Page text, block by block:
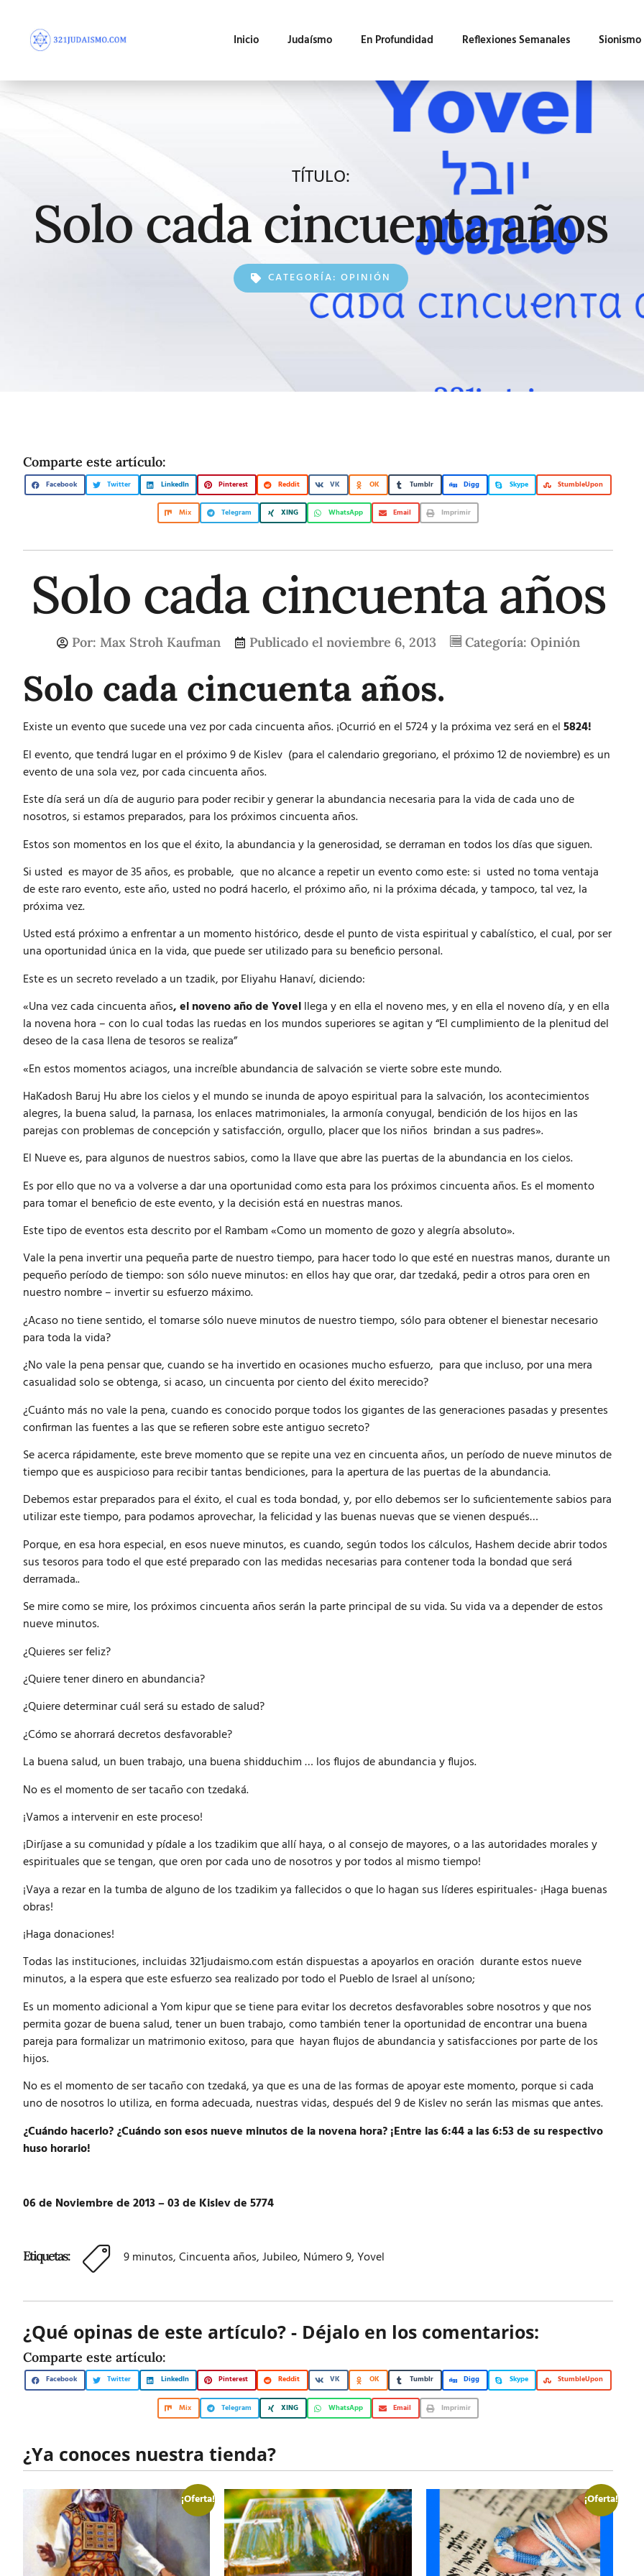
Inicio Judaísmo En Profundidad Reflexiones Semanales Sionismo
TÍTULO:
Solo cada cincuenta años
CATEGORÍA: OPINIÓN
Comparte este artículo:
Facebook Twitter LinkedIn Pinterest Reddit VK OK Tumblr Digg Skype StumbleUpon
Mix Telegram XING WhatsApp Email Imprimir
Solo cada cincuenta años
Por: Max Stroh Kaufman Publicado el noviembre 6, 2013 Categoría: Opinión
Solo cada cincuenta años.
Existe un evento que sucede una vez por cada cincuenta años. ¡Ocurrió en el 5724 y la próxima vez será en el5824!
El evento, que tendrá lugar en el próximo 9 de Kislev (para el calendario gregoriano, el próximo 12 de noviembre) es un
evento de una sola vez, por cada cincuenta años.
Este día será un día de augurio para poder recibir y generar la abundancia necesaria para la vida de cada uno de
nosotros, si estamos preparados, para los próximos cincuenta años.
Estos son momentos en los que el éxito, la abundancia y la generosidad, se derraman en todos los días que siguen.
Si usted es mayor de 35 años, es probable, que no alcance a repetir un evento como este: si usted no toma ventaja
de este raro evento, este año, usted no podrá hacerlo, el próximo año, ni la próxima década, y tampoco, tal vez, la
próxima vez.
Usted está próximo a enfrentar a un momento histórico, desde el punto de vista espiritual y cabalístico, el cual, por ser
una oportunidad única en la vida, que puede ser utilizado para su beneficio personal.
Este es un secreto revelado a un tzadik, por Eliyahu Hanaví, diciendo:
«Una vez cada cincuenta años, el noveno año de Yovelllega y en ella el noveno mes, y en ella el noveno día, y en ella
la novena hora – con lo cual todas las ruedas en los mundos superiores se agitan y “El cumplimiento de la plenitud del
deseo de la casa llena de tesoros se realiza”
«En estos momentos aciagos, una increíble abundancia de salvación se vierte sobre este mundo.
HaKadosh Baruj Hu abre los cielos y el mundo se inunda de apoyo espiritual para la salvación, los acontecimientos
alegres, la buena salud, la parnasa, los enlaces matrimoniales, la armonía conyugal, bendición de los hijos en las
parejas con problemas de concepción y satisfacción, orgullo, placer que los niños brindan a sus padres».
El Nueve es, para algunos de nuestros sabios, como la llave que abre las puertas de la abundancia en los cielos.
Es por ello que no va a volverse a dar una oportunidad como esta para los próximos cincuenta años. Es el momento
para tomar el beneficio de este evento, y la decisión está en nuestras manos.
Este tipo de eventos esta descrito por el Rambam «Como un momento de gozo y alegría absoluto».
Vale la pena invertir una pequeña parte de nuestro tiempo, para hacer todo lo que esté en nuestras manos, durante un
pequeño período de tiempo: son sólo nueve minutos: en ellos hay que orar, dar tzedaká, pedir a otros para oren en
nuestro nombre – invertir su esfuerzo máximo.
¿Acaso no tiene sentido, el tomarse sólo nueve minutos de nuestro tiempo, sólo para obtener el bienestar necesario
para toda la vida?
¿No vale la pena pensar que, cuando se ha invertido en ocasiones mucho esfuerzo, para que incluso, por una mera
casualidad solo se obtenga, si acaso, un cincuenta por ciento del éxito merecido?
¿Cuánto más no vale la pena, cuando es conocido porque todos los gigantes de las generaciones pasadas y presentes
confirman las fuentes a las que se refieren sobre este antiguo secreto?
Se acerca rápidamente, este breve momento que se repite una vez en cincuenta años, un período de nueve minutos de
tiempo que es auspicioso para recibir tantas bendiciones, para la apertura de las puertas de la abundancia.
Debemos estar preparados para el éxito, el cual es toda bondad, y, por ello debemos ser lo suficientemente sabios para
utilizar este tiempo, para podamos aprovechar, la felicidad y las buenas nuevas que se vienen después…
Porque, en esa hora especial, en esos nueve minutos, es cuando, según todos los cálculos, Hashem decide abrir todos
sus tesoros para todo el que esté preparado con las medidas necesarias para contener toda la bondad que será
derramada..
Se mire como se mire, los próximos cincuenta años serán la parte principal de su vida. Su vida va a depender de estos
nueve minutos.
¿Quieres ser feliz?
¿Quiere tener dinero en abundancia?
¿Quiere determinar cuál será su estado de salud?
¿Cómo se ahorrará decretos desfavorable?
La buena salud, un buen trabajo, una buena shidduchim … los flujos de abundancia y flujos.
No es el momento de ser tacaño con tzedaká.
¡Vamos a intervenir en este proceso!
¡Diríjase a su comunidad y pídale a los tzadikim que allí haya, o al consejo de mayores, o a las autoridades morales y
espirituales que se tengan, que oren por cada uno de nosotros y por todos al mismo tiempo!
¡Vaya a rezar en la tumba de alguno de los tzadikim ya fallecidos o que lo hagan sus líderes espirituales- ¡Haga buenas
obras!
¡Haga donaciones!
Todas las instituciones, incluidas 321judaismo.com están dispuestas a apoyarlos en oración durante estos nueve
minutos, a la espera que este esfuerzo sea realizado por todo el Pueblo de Israel al unísono;
Es un momento adicional a Yom kipur que se tiene para evitar los decretos desfavorables sobre nosotros y que nos
permita gozar de buena salud, tener un buen trabajo, como también tener la oportunidad de encontrar una buena
pareja para formalizar un matrimonio exitoso, para que hayan flujos de abundancia y satisfacciones por parte de los
hijos.
No es el momento de ser tacaño con tzedaká, ya que es una de las formas de apoyar este momento, porque si cada
uno de nosotros lo utiliza, en forma adecuada, nuestras vidas, después del 9 de Kislev no serán las mismas que antes.
¿Cuándo hacerlo? ¿Cuándo son esos nueve minutos de la novena hora? ¡Entre las 6:44 a las 6:53 de su respectivo
huso horario!
06 de Noviembre de 2013 – 03 de Kislev de 5774
Etiquetas: 9 minutos,Cincuenta años,Jubileo, Número 9,Yovel
¿Qué opinas de este artículo? - Déjalo en los comentarios:
Comparte este artículo:
Facebook Twitter LinkedIn Pinterest Reddit VK OK Tumblr Digg Skype StumbleUpon
Mix Telegram XING WhatsApp Email Imprimir
¿Ya conoces nuestra tienda?
¡Oferta! ¡Oferta!